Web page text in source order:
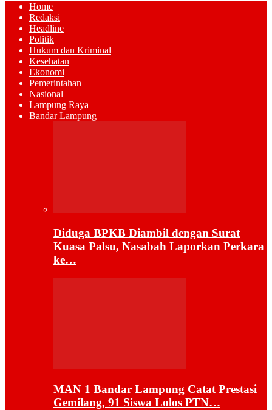
Home
Redaksi
Headline
Politik
Hukum dan Kriminal
Kesehatan
Ekonomi
Pemerintahan
Nasional
Lampung Raya
Bandar Lampung
Diduga BPKB Diambil dengan Surat
Kuasa Palsu, Nasabah Laporkan Perkara
ke…
MAN 1 Bandar Lampung Catat Prestasi
Gemilang, 91 Siswa Lolos PTN…